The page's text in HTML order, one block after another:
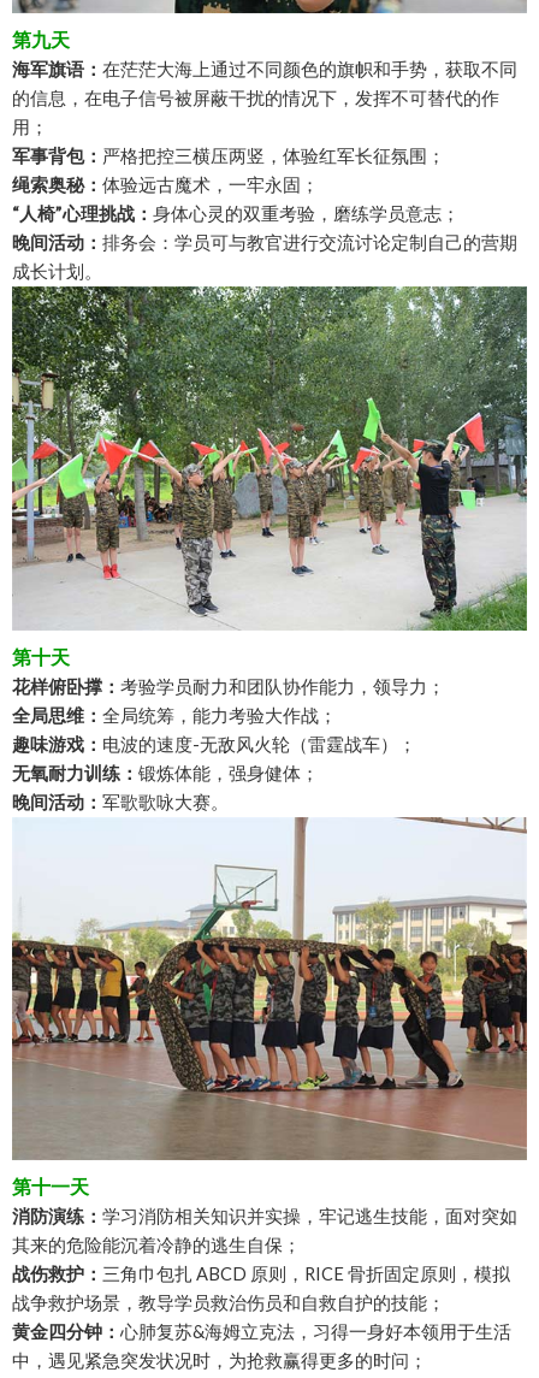
第九天
海军旗语： 在茫茫大海上通过不同颜色的旗帜和手势，获取不同
的信息，在电子信号被屏蔽干扰的情况下，发挥不可替代的作
用；
军事背包： 严格把控三横压两竖，体验红军长征氛围；
绳索奥秘： 体验远古魔术，一牢永固；
“人椅”心理挑战： 身体心灵的双重考验，磨练学员意志；
晚间活动： 排务会：学员可与教官进行交流讨论定制自己的营期
成长计划。
第十天
花样俯卧撑： 考验学员耐力和团队协作能力，领导力；
全局思维： 全局统筹，能力考验大作战；
趣味游戏： 电波的速度-无敌风火轮（雷霆战车）；
无氧耐力训练： 锻炼体能，强身健体；
晚间活动： 军歌歌咏大赛。
第十一天
消防演练： 学习消防相关知识并实操，牢记逃生技能，面对突如
其来的危险能沉着冷静的逃生自保；
战伤救护： 三角巾包扎 ABCD 原则，RICE 骨折固定原则，模拟
战争救护场景，教导学员救治伤员和自救自护的技能；
黄金四分钟： 心肺复苏&海姆立克法，习得一身好本领用于生活
中，遇见紧急突发状况时，为抢救赢得更多的时问；